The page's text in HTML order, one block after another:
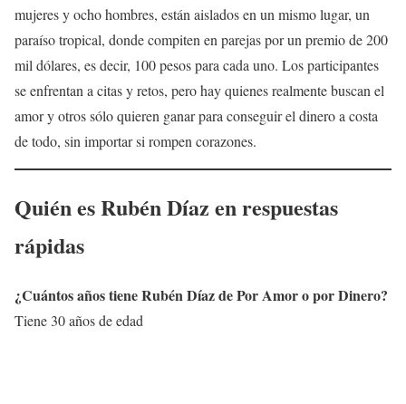
mujeres y ocho hombres, están aislados en un mismo lugar, un
paraíso tropical, donde compiten en parejas por un premio de 200
mil dólares, es decir, 100 pesos para cada uno. Los participantes
se enfrentan a citas y retos, pero hay quienes realmente buscan el
amor y otros sólo quieren ganar para conseguir el dinero a costa
de todo, sin importar si rompen corazones.
Quién esRubén Díaz en respuestas
rápidas
¿Cuántos años tieneRubén Díazde Por Amor o por Dinero?
Tiene 30 años de edad